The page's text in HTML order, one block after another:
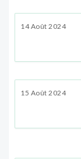
14 Août 2024
15 Août 2024